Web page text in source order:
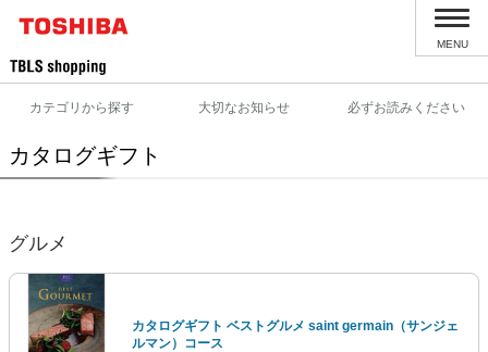
MENU
カテゴリから探す 大切なお知らせ 必ずお読みください
カタログギフト
グルメ
カタログギフト ベストグルメ saint germain（サンジェ
ルマン）コース